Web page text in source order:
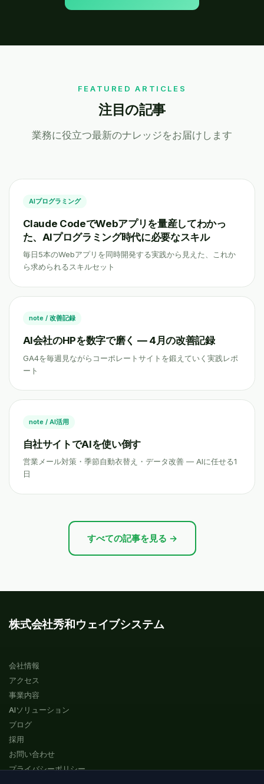
FEATURED ARTICLES
注目の記事
業務に役立つ最新のナレッジをお届けします
AIプログラミング
Claude CodeでWebアプリを量産してわかっ
た、AIプログラミング時代に必要なスキル
毎日5本のWebアプリを同時開発する実践から見えた、これか
ら求められるスキルセット
note / 改善記録
AI会社のHPを数字で磨く ― 4月の改善記録
GA4を毎週見ながらコーポレートサイトを鍛えていく実践レポ
ート
note / AI活用
自社サイトでAIを使い倒す
営業メール対策・季節自動衣替え・データ改善 ― AIに任せる1
日
すべての記事を見る →
株式会社秀和ウェイブシステム
会社情報
アクセス
事業内容
AIソリューション
ブログ
採用
お問い合わせ
プライバシーポリシー